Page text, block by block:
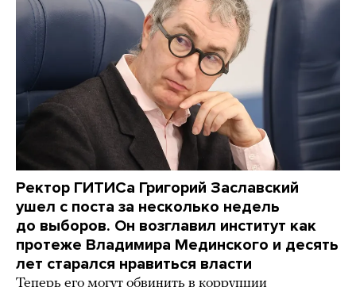
Ректор ГИТИСа Григорий Заславский
ушел с поста за несколько недель
до выборов. Он возглавил институт как
протеже Владимира Мединского и десять
лет старался нравиться власти
Теперь его могут обвинить в коррупции